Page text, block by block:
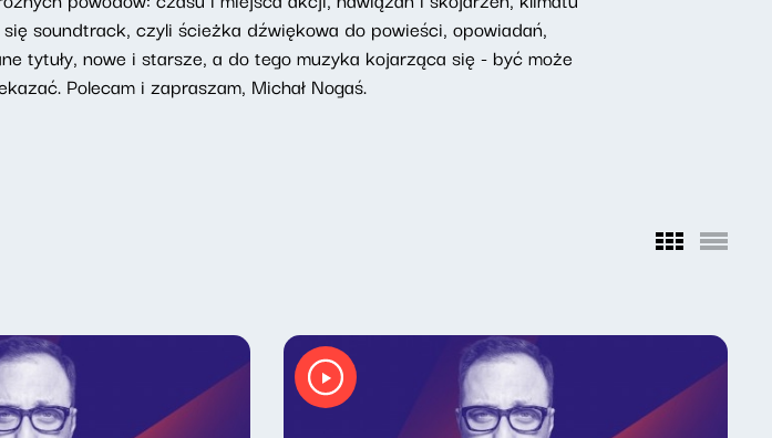
soundtrack, czyli ścieżka dźwiękowa do powieści, opowiadań,
tytuły, nowe i starsze, a do tego muzyka kojarząca się - być może
Polecam i zapraszam, Michał Nogaś.